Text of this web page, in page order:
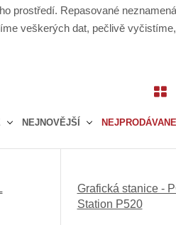
prostředí. Repasované
veškerých dat, pečlivě
NEJNOVĚJŠÍ
r
o
Grafická stanice -
Station P520